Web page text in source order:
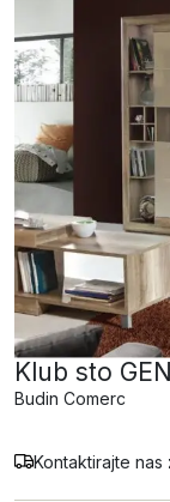
Klub sto
Budin Comerc
Kontaktirajte nas